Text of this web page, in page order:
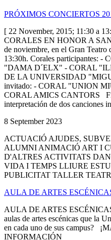
PRÓXIMOS CONCIERTOS
[ 22 November, 2015; 11:30
CORALES EN HONOR A
de noviembre, en el Gran Teatro
13:30h. Corales participantes:
"DAMA D´ELX" - CORAL
DE LA UNIVERSIDAD
invitado: - CORAL "UNION
CORAL AMICS CANTORS
interpretación de dos canciones
8 September 2023
ACTUACIÓ AJUDES,
ALUMNI ANIMACIÓ ART I
D'ALTRES ACTIVITATS
VIDA I TEMPS LLIURE
PUBLICITAT TALLER
AULA DE ARTES
AULA DE ARTES
aulas de artes escénicas que la
en cada uno de sus campus?
INFORMACIÓN